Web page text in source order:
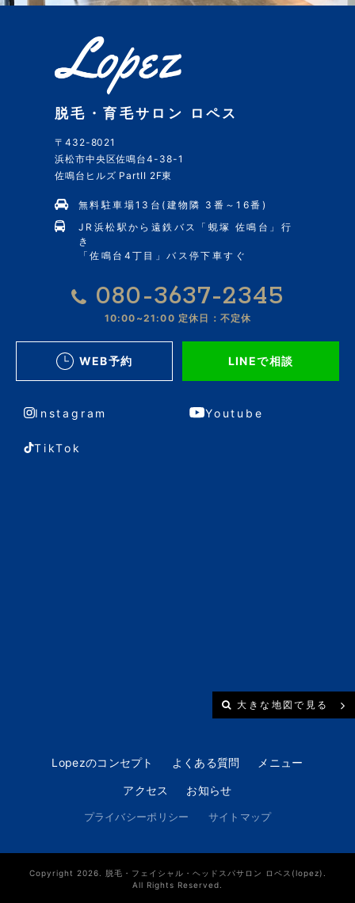
脱毛・育毛サロン ロペス
〒432-8021
浜松市中央区佐鳴台4-38-1
佐鳴台ヒルズ PartII 2F東
無料駐車場13台(建物隣 3番～16番)
JR浜松駅から遠鉄バス「蜆塚 佐鳴台」行
き
「佐鳴台4丁目」バス停下車すぐ
080-3637-2345
10:00~21:00 定休日：不定休
WEB予約 LINEで相談
Instagram Youtube
TikTok
大きな地図で見る
Lopezのコンセプト よくある質問 メニュー
アクセス お知らせ
プライバシーポリシー サイトマップ
Copyright 2026. 脱毛・フェイシャル・ヘッドスパサロン ロペス(lopez).
All Rights Reserved.